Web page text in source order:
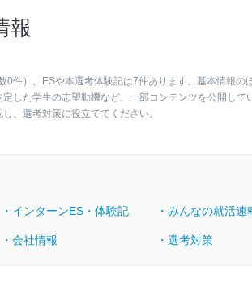
報
件）。ESや本選考体験記は7件あります。基本情報の
した学生の志望動機など、一部コンテンツを公開して
、選考対策に役立ててください。
・インターンES・体験記 ・みんなの就活速
・会社情報 ・選考対策